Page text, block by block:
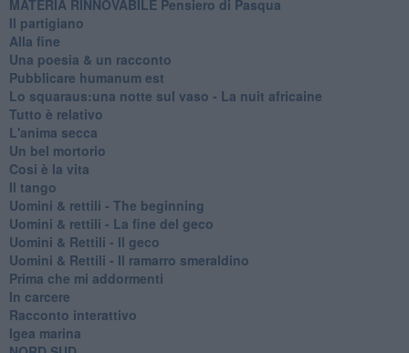
MATERIA RINNOVABILE Pensiero di Pasqua
Il partigiano
Alla fine
Una poesia & un racconto
Pubblicare humanum est
Lo squaraus:una notte sul vaso - La nuit africaine
Tutto è relativo
L'anima secca
Un bel mortorio
Cosi è la vita
Il tango
​Uomini & rettili - The beginning
​Uomini & rettili - La fine del geco
Uomini & Rettili - Il geco
Uomini & Rettili - Il ramarro smeraldino
Prima che mi addormenti
In carcere
Racconto interattivo
Igea marina